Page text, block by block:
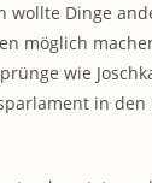
Dinge
möglich
wie
in